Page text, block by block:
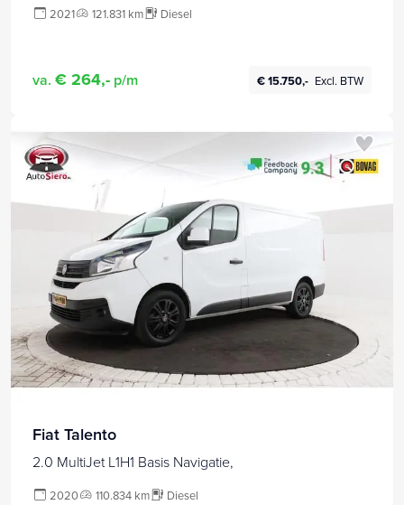
2021 121.831 km Diesel
va. € 264,- p/m € 15.750,- Excl. BTW
Fiat Talento
2.0 MultiJet L1H1 Basis Navigatie,
2020 110.834 km Diesel